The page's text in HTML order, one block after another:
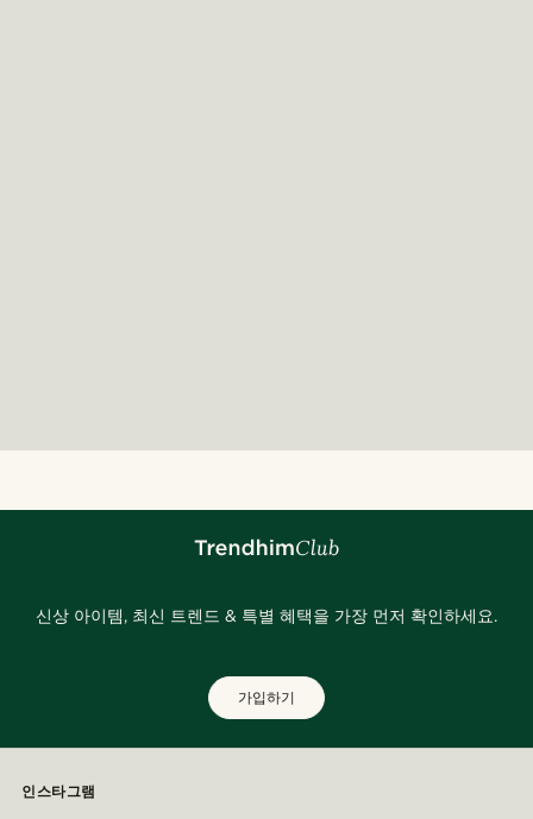
신상 아이템, 최신 트렌드 & 특별 혜택을 가장 먼저 확인하세요.
가입하기
인스타그램